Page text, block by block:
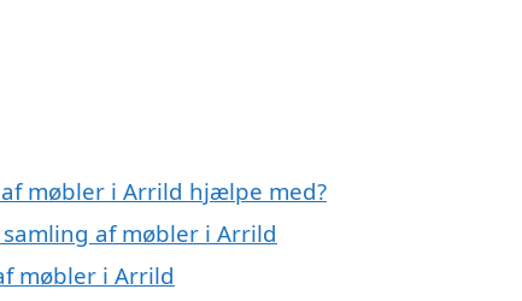
møbler i Arrild hjælpe med?
af møbler i Arrild
møbler i Arrild